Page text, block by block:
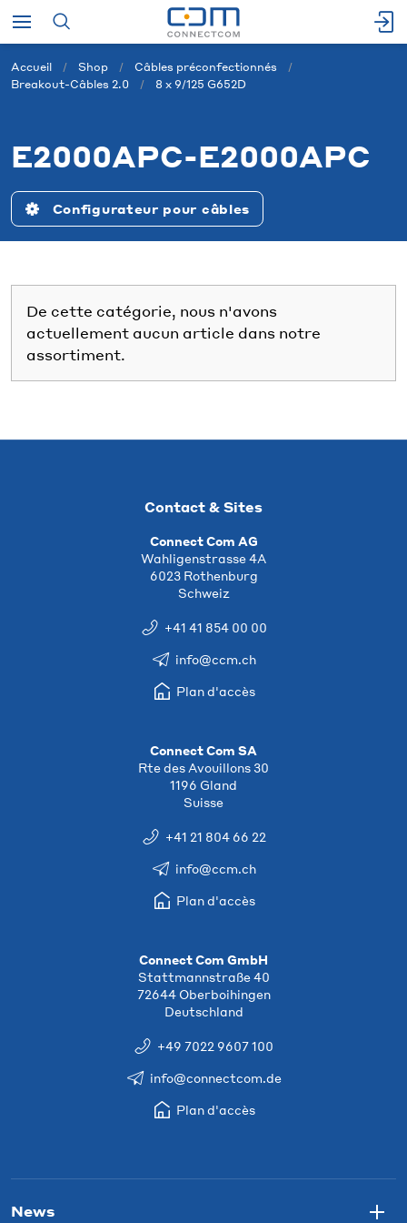
Accueil Shop
Câbles préconfectionnés
Breakout-Câbles 2.0
8 x 9/125 G652D
E2000APC-E2000APC
Configurateur pour câbles
De cette catégorie, nous n'avons
actuellement aucun article dans notre
assortiment.
Contact & Sites
Connect Com AG
Wahligenstrasse 4A
6023 Rothenburg
Schweiz
+41 41 854 00 00
info@ccm.ch
Plan d'accès
Connect Com SA
Rte des Avouillons 30
1196 Gland
Suisse
+41 21 804 66 22
info@ccm.ch
Plan d'accès
Connect Com GmbH
Stattmannstraße 40
72644 Oberboihingen
Deutschland
+49 7022 9607 100
info@connectcom.de
Plan d'accès
News